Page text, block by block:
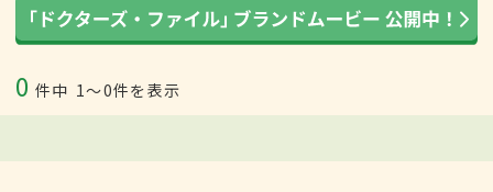
0 件中 1〜0件を表示